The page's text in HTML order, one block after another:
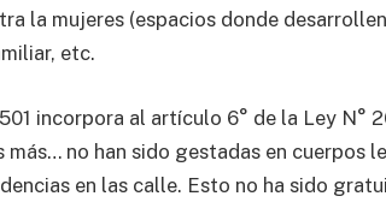
la mujeres (espacios donde
etc.
incorpora al artículo 6° de la Ley N°
no han sido gestadas en cuerpos
en las calle. Esto no ha sido